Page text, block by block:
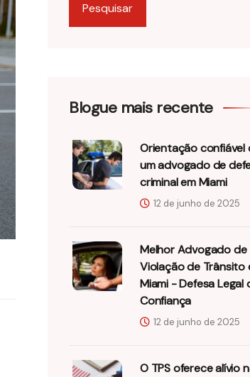
Pesquisar
Blogue mais recente
Orientação confiável
um advogado de
criminal em Miami
12 de junho de 2025
Melhor Advogado de
Violação de Trânsito
Miami - Defesa Legal
Confiança
12 de junho de 2025
O TPS oferece alívio